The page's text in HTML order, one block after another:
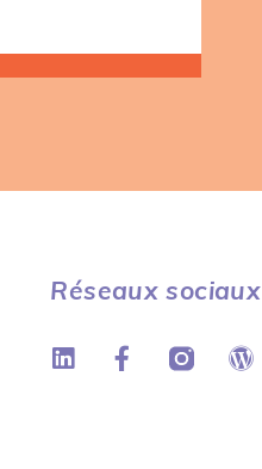
Réseaux sociaux